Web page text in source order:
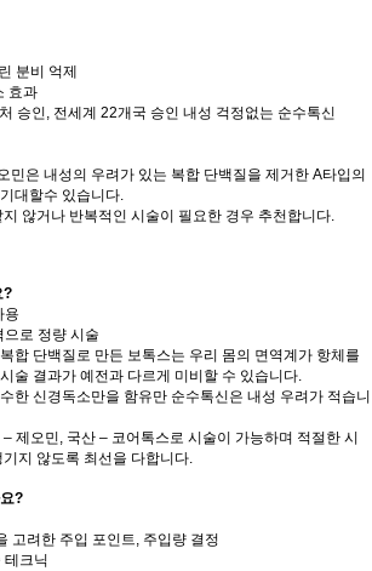
분비 억제
효과
승인, 전세계 22개국 승인 내성 걱정없는 순수톡신
민은 내성의 우려가 있는 복합 단백질을 제거한 A타입의
대할수 있습니다.
지 않거나 반복적인 시술이 필요한 경우 추천합니다.
?
용
로 정량 시술
합 단백질로 만든 보톡스는 우리 몸의 면역계가 항체를
시술 결과가 예전과 다르게 미비할 수 있습니다.
한 신경독소만을 함유만 순수톡신은 내성 우려가 적습니
제오민, 국산 – 코어톡스로 시술이 가능하며 적절한 시
지 않도록 최선을 다합니다.
?
고려한 주입 포인트, 주입량 결정
테크닉